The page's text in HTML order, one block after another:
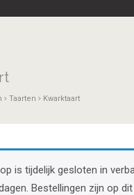
Taarten Kwarktaart
is tijdelijk gesloten in
Bestellingen zijn op